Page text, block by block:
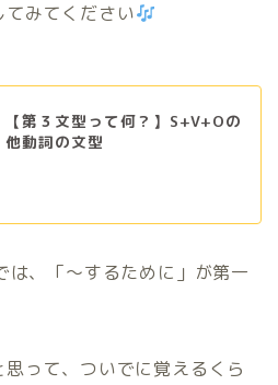
みてください
【第３文型って何？】S+V+Oの
他動詞の文型
は、「〜するために」が第一
って、ついでに覚えるくら